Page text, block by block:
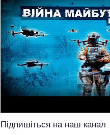
Підпишіться на наш канал